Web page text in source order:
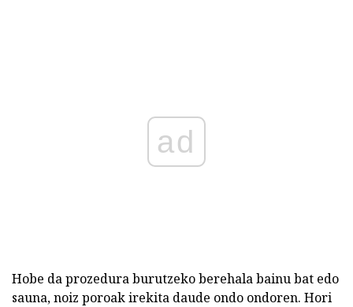
ad
Hobe da prozedura burutzeko berehala bainu bat edo
sauna, noiz poroak irekita daude ondo ondoren. Hori